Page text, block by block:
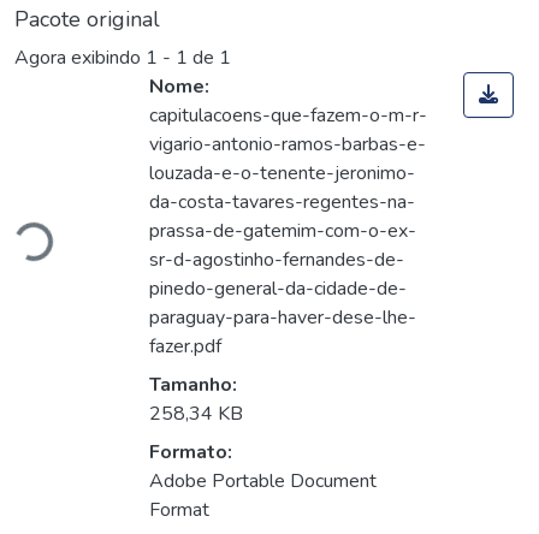
Pacote original
Agora exibindo 1 - 1 de 1
Nome:
capitulacoens-que-fazem-o-m-r-
vigario-antonio-ramos-barbas-e-
louzada-e-o-tenente-jeronimo-
da-costa-tavares-regentes-na-
prassa-de-gatemim-com-o-ex-
sr-d-agostinho-fernandes-de-
pinedo-general-da-cidade-de-
paraguay-para-haver-dese-lhe-
fazer.pdf
Tamanho:
258,34 KB
Formato:
Adobe Portable Document
Format